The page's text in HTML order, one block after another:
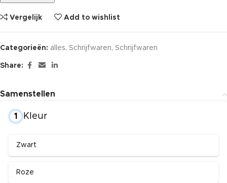
Vergelijk Add to wishlist
Categorieën: alles, Schrijfwaren, Schrijfwaren
Share:
Samenstellen
1 Kleur
Zwart
Roze